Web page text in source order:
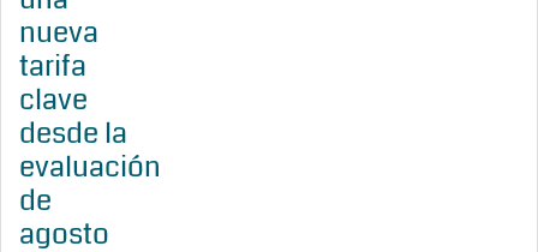
nueva
tarifa
clave
desde la
evaluación
de
agosto